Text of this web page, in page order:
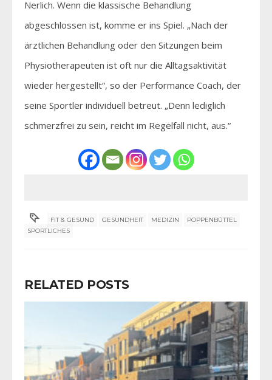
Nerlich. Wenn die klassische Behandlung
abgeschlossen ist, komme er ins Spiel. „Nach der
ärztlichen Behandlung oder den Sitzungen beim
Physiotherapeuten ist oft nur die Alltagsaktivität
wieder hergestellt“, so der Performance Coach, der
seine Sportler individuell betreut. „Denn lediglich
schmerzfrei zu sein, reicht im Regelfall nicht, aus.“
FIT & GESUND GESUNDHEIT MEDIZIN
POPPENBÜTTEL
SPORTLICHES
RELATED POSTS